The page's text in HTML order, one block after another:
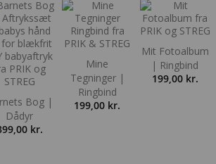
Bog |
Dådyr
kr.
Mine
Tegninger |
Ringbind
199,00 kr.
Mit Fotoalbum
| Ringbind
199,00 kr.